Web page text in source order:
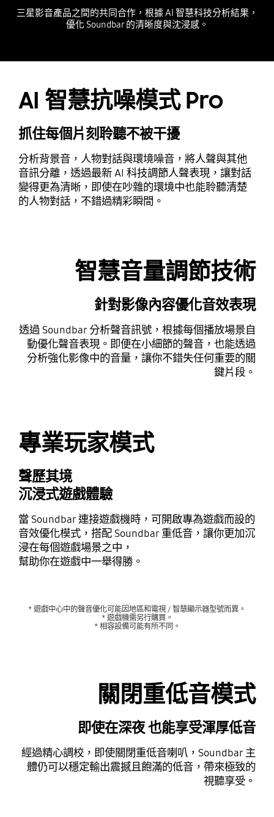
三星影音產品之間的共同合作，根據 AI 智慧科技分析結果，
優化 Soundbar 的清晰度與沈浸感。
AI 智慧抗噪模式 Pro
抓住每個片刻聆聽不被干擾
分析背景音，人物對話與環境噪音，將人聲與其他
音訊分離，透過最新 AI 科技調節人聲表現，讓對話
變得更為清晰，即使在吵雜的環境中也能聆聽清楚
的人物對話，不錯過精彩瞬間。
智慧音量調節技術
針對影像內容優化音效表現
透過 Soundbar 分析聲音訊號，根據每個播放場景自
動優化聲音表現。即便在小細節的聲音，也能透過
分析強化影像中的音量，讓你不錯失任何重要的關
鍵片段。
專業玩家模式
聲歷其境
沉浸式遊戲體驗
當 Soundbar 連接遊戲機時，可開啟專為遊戲而設的
音效優化模式，搭配 Soundbar 重低音，讓你更加沉
浸在每個遊戲場景之中，
幫助你在遊戲中一舉得勝。
* 遊戲中心中的聲音優化可能因地區和電視 / 智慧顯示器型號而異。
* 遊戲機需另行購買。
* 相容設備可能有所不同。
關閉重低音模式
即使在深夜 也能享受渾厚低音
經過精心調校，即使關閉重低音喇叭，Soundbar 主
體仍可以穩定輸出震撼且飽滿的低音，帶來極致的
視聽享受。